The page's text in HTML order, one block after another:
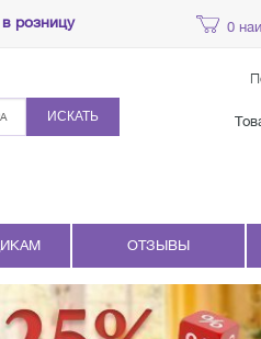
розницу 0
ИСКАТЬ
ОТЗЫВЫ